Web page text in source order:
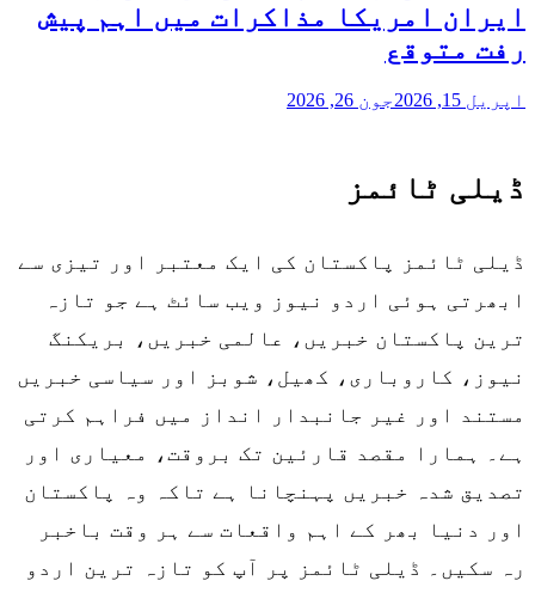
ایران امریکا مذاکرات میں اہم پیش
رفت متوقع
اپریل 15, 2026 جون 26, 2026
ڈیلی ٹائمز
ڈیلی ٹائمز پاکستان کی ایک معتبر اور تیزی سے
ابھرتی ہوئی اردو نیوز ویب سائٹ ہے جو تازہ
ترین پاکستان خبریں، عالمی خبریں، بریکنگ
نیوز، کاروباری، کھیل، شوبز اور سیاسی خبریں
مستند اور غیر جانبدار انداز میں فراہم کرتی
ہے۔ ہمارا مقصد قارئین تک بروقت، معیاری اور
تصدیق شدہ خبریں پہنچانا ہے تاکہ وہ پاکستان
اور دنیا بھر کے اہم واقعات سے ہر وقت باخبر
رہ سکیں۔ ڈیلی ٹائمز پر آپ کو تازہ ترین اردو